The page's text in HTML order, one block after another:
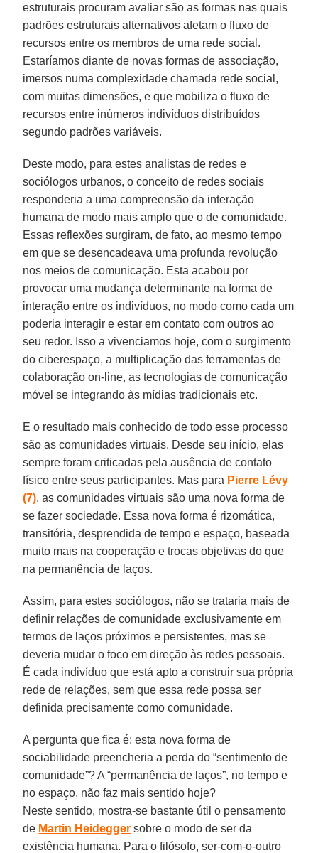
estruturais procuram avaliar são as formas nas quais
padrões estruturais alternativos afetam o fluxo de
recursos entre os membros de uma rede social.
Estaríamos diante de novas formas de associação,
imersos numa complexidade chamada rede social,
com muitas dimensões, e que mobiliza o fluxo de
recursos entre inúmeros indivíduos distribuídos
segundo padrões variáveis.
Deste modo, para estes analistas de redes e
sociólogos urbanos, o conceito de redes sociais
responderia a uma compreensão da interação
humana de modo mais amplo que o de comunidade.
Essas reflexões surgiram, de fato, ao mesmo tempo
em que se desencadeava uma profunda revolução
nos meios de comunicação. Esta acabou por
provocar uma mudança determinante na forma de
interação entre os indivíduos, no modo como cada um
poderia interagir e estar em contato com outros ao
seu redor. Isso a vivenciamos hoje, com o surgimento
do ciberespaço, a multiplicação das ferramentas de
colaboração on-line, as tecnologias de comunicação
móvel se integrando às mídias tradicionais etc.
E o resultado mais conhecido de todo esse processo
são as comunidades virtuais. Desde seu início, elas
sempre foram criticadas pela ausência de contato
físico entre seus participantes. Mas para Pierre Lévy
(7), as comunidades virtuais são uma nova forma de
se fazer sociedade. Essa nova forma é rizomática,
transitória, desprendida de tempo e espaço, baseada
muito mais na cooperação e trocas objetivas do que
na permanência de laços.
Assim, para estes sociólogos, não se trataria mais de
definir relações de comunidade exclusivamente em
termos de laços próximos e persistentes, mas se
deveria mudar o foco em direção às redes pessoais.
É cada indivíduo que está apto a construir sua própria
rede de relações, sem que essa rede possa ser
definida precisamente como comunidade.
A pergunta que fica é: esta nova forma de
sociabilidade preencheria a perda do “sentimento de
comunidade”? A “permanência de laços”, no tempo e
no espaço, não faz mais sentido hoje?
Neste sentido, mostra-se bastante útil o pensamento
de Martin Heidegger sobre o modo de ser da
existência humana. Para o filósofo, ser-com-o-outro